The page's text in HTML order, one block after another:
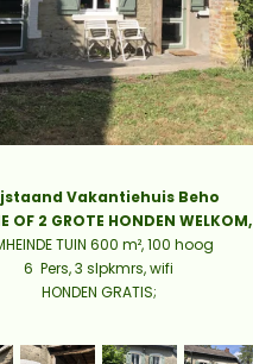
Vakantiehuis Beho
OF 2 GROTE HONDEN WELKOM,
TUIN 600 m², 100 hoog
6 Pers, 3 slpkmrs, wifi
HONDEN GRATIS;